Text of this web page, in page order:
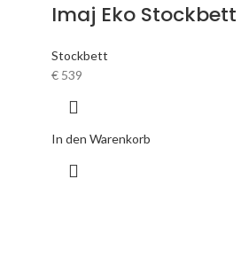
Imaj Eko Stockbett
Stockbett
€ 539
In den Warenkorb